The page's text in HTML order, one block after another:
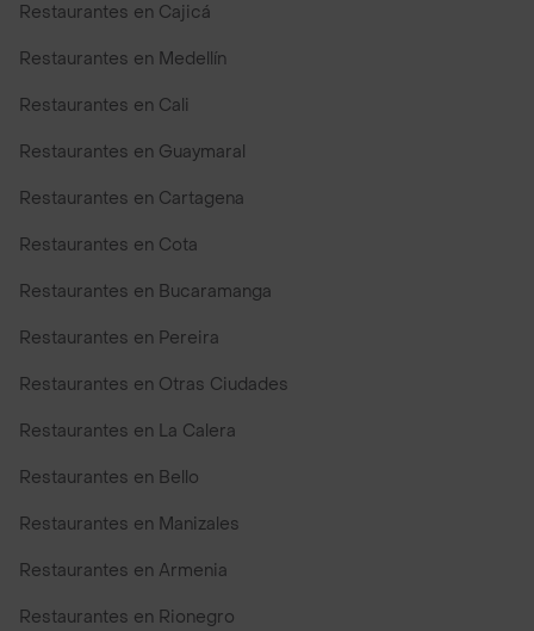
Restaurantes en Cajicá
Restaurantes en Medellín
Restaurantes en Cali
Restaurantes en Guaymaral
Restaurantes en Cartagena
Restaurantes en Cota
Restaurantes en Bucaramanga
Restaurantes en Pereira
Restaurantes en Otras Ciudades
Restaurantes en La Calera
Restaurantes en Bello
Restaurantes en Manizales
Restaurantes en Armenia
Restaurantes en Rionegro